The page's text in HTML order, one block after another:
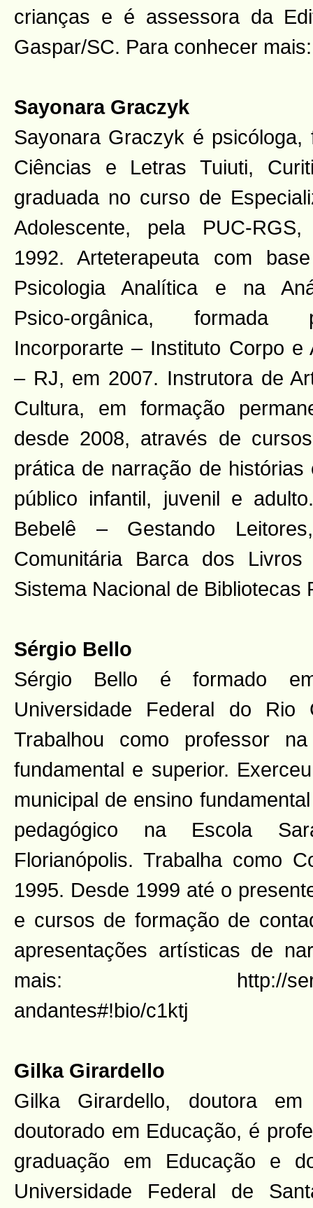
crianças e é assessora da
Gaspar/SC. Para conhecer
Sayonara Graczyk
Sayonara Graczyk é
Ciências e Letras Tuiuti,
graduada no curso de
Adolescente, pela PUC-
1992. Arteterapeuta com
Psicologia Analítica e na
Psico-orgânica, formada
Incorporarte – Instituto Corpo e
– RJ, em 2007. Instrutora de
Cultura, em formação
desde 2008, através de
prática de narração de
público infantil, juvenil e
Bebelê – Gestando
Comunitária Barca dos
Sistema Nacional de Bibliotecas
Sérgio Bello
Sérgio Bello é formado
Universidade Federal do
Trabalhou como professor
fundamental e superior.
municipal de ensino
pedagógico na Escola
Florianópolis. Trabalha como
1995. Desde 1999 até o
e cursos de formação de
apresentações artísticas de
mais: http://
andantes#!bio/c1ktj
Gilka Girardello
Gilka Girardello, doutora
doutorado em Educação, é
graduação em Educação e
Universidade Federal de